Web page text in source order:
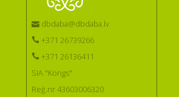
dbdaba@dbdaba.lv
+371 26739266
+371 26136411
SIA "Kongs"
Reģ.nr 43603006320